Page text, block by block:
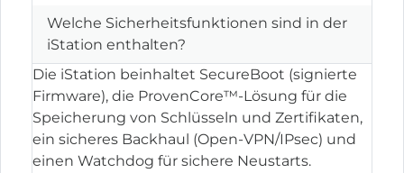
Welche Sicherheitsfunktionen sind in der
iStation enthalten?
Die iStation beinhaltet SecureBoot (signierte
Firmware), die ProvenCore™-Lösung für die
Speicherung von Schlüsseln und Zertifikaten,
ein sicheres Backhaul (Open-VPN/IPsec) und
einen Watchdog für sichere Neustarts.